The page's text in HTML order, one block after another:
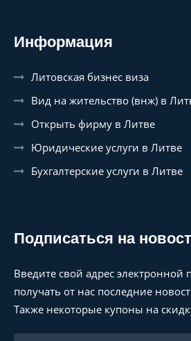
Информация
Литовская бизнес виза
Вид на жительство (внж) в
Открыть фирму в Литве
Юридические услуги в Литве
Бухгалтерские услуги в Литве
Подписаться на
Введите свой адрес электронной
получать от нас последние
Также некоторые купоны на